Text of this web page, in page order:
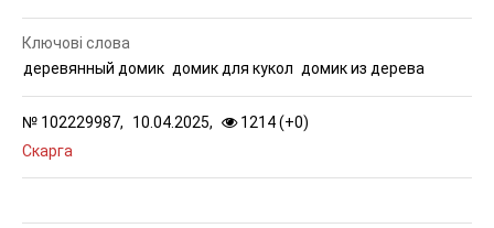
№ 102229987, 10.04.2025, 1214 (+0)
Скарга
Ключові слова
деревянный домик домик для кукол домик из дерева